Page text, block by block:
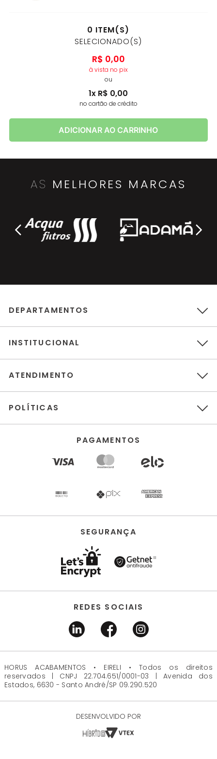
0 ITEM(S)
SELECIONADO(S)
R$ 0,00
à vista no pix
ou
1x R$ 0,00
no cartão de crédito
ADICIONAR AO CARRINHO
AS MELHORES MARCAS
DEPARTAMENTOS
INSTITUCIONAL
ATENDIMENTO
POLÍTICAS
PAGAMENTOS
SEGURANÇA
REDES SOCIAIS
HORUS ACABAMENTOS • EIRELI • Todos os direitos
reservados | CNPJ 22.704.651/0001-03 | Avenida dos
Estados, 6630 - Santo André/SP 09.290.520
DESENVOLVIDO POR